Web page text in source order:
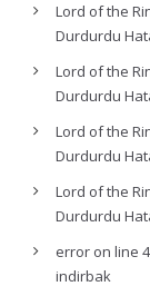
Lord of the
Durdurdu
Lord of the
Durdurdu
Lord of the
Durdurdu
Lord of the
Durdurdu
error on line
indirbak